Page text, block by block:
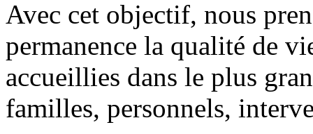
Avec cet objectif, nous
permanence la qualité de
accueillies dans le plus
familles, personnels,